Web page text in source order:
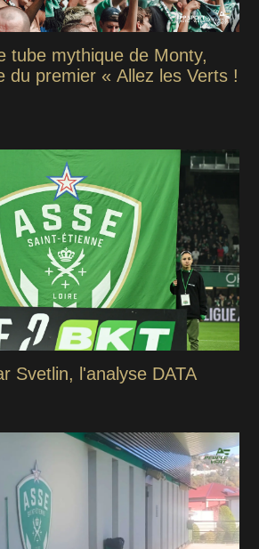
tube mythique de Monty,
du premier « Allez les Verts !
Svetlin, l'analyse DATA